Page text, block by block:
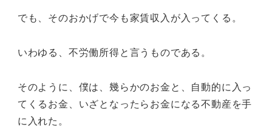
でも、そのおかげで今も家賃収入が入ってくる。
いわゆる、不労働所得と言うものである。
そのように、僕は、幾らかのお金と、自動的に入っ
てくるお金、いざとなったらお金になる不動産を手
に入れた。